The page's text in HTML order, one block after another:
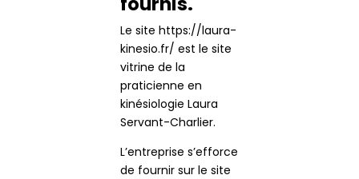
Le site https://laura-
kinesio.fr/ est le site
vitrine de la
praticienne en
kinésiologie Laura
Servant-Charlier.
L’entreprise s’efforce
de fournir sur le site